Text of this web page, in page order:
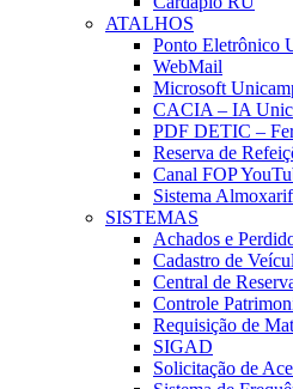
ATALHOS
Ponto Eletrônico
WebMail
Microsoft
CACIA – IA
PDF DETIC –
Reserva de
Canal FOP
Sistema
SISTEMAS
Achados e
Cadastro de
Central de
Controle
Requisição de
SIGAD
Solicitação de